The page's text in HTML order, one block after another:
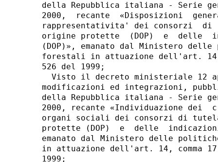
della Repubblica italiana - Serie
2000,  recante  «Disposizioni
rappresentativita' dei consorzi
origine protette  (DOP)  e  delle
(DOP)», emanato dal Ministero
forestali in attuazione dell'art.
526 del 1999;
Visto il decreto ministeriale 12
modificazioni ed integrazioni,
della Repubblica italiana - Serie
2000, recante «Individuazione dei
organi sociali dei consorzi di
protette (DOP)  e  delle
emanato dal Ministero delle
in attuazione dell'art. 14, comma
1999;